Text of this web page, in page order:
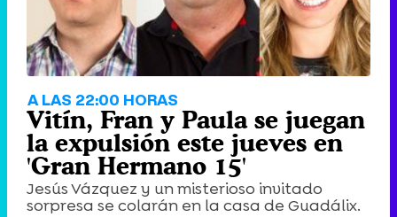
A LAS 22:00 HORAS
Vitín, Fran y Paula se juegan
la expulsión este jueves en
'Gran Hermano 15'
Jesús Vázquez y un misterioso invitado
sorpresa se colarán en la casa de Guadálix.